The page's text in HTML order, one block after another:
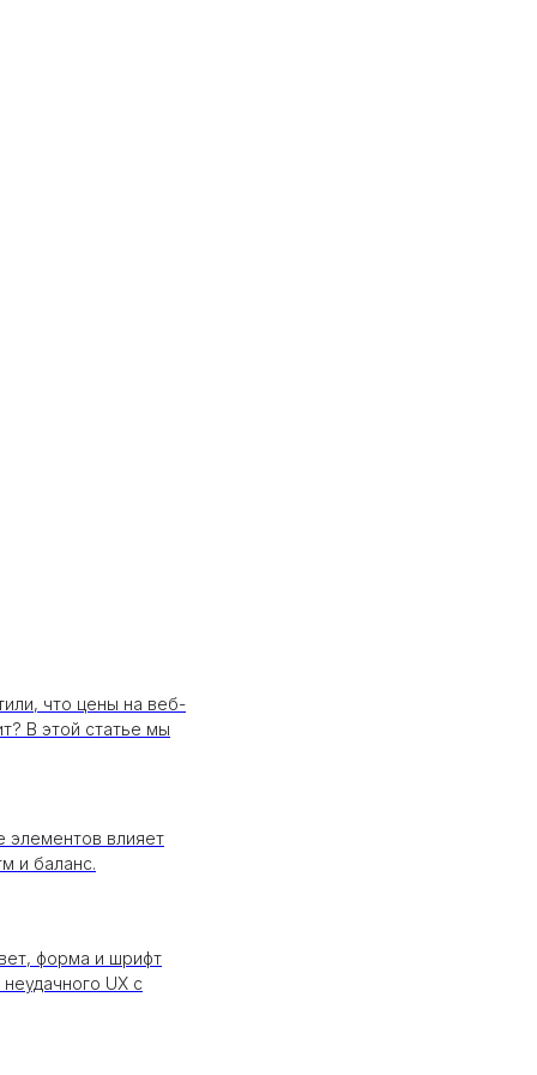
что цены на веб-
В этой статье мы
элементов влияет
и баланс.
форма и шрифт
UX с